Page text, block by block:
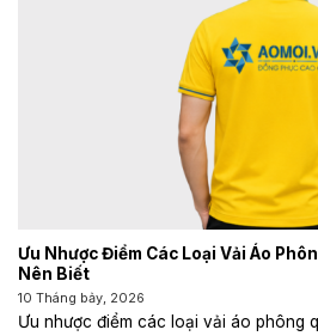
Ưu Nhược Điểm Các Loại Vải Áo
Nên Biết
10 Tháng bảy, 2026
Ưu nhược điểm các loại vải áo phông